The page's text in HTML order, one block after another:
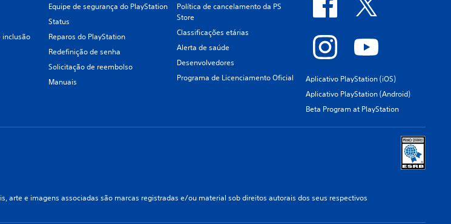
inclusão
Equipe de segurança do PlayStation
Status
Reparos do PlayStation
Redefinição de senha
Solicitação de reembolso
Manuais
Política de cancelamento da PS
Store
Classificações etárias
Alerta de saúde
Desenvolvedores
Programa de Licenciamento Oficial
Aplicativo PlayStation (iOS)
Aplicativo PlayStation (Android)
Beta Program at PlayStation
e imagens associadas são marcas registradas e/ou material sob direitos autorais dos seus respectivos